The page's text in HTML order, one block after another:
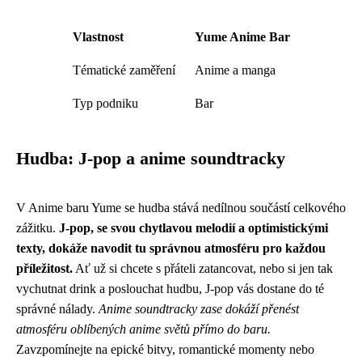
Vlastnost Yume Anime Bar
Tématické zaměření Anime a manga
Typ podniku Bar
Hudba: J-pop a anime soundtracky
V Anime baru Yume se hudba stává nedílnou součástí celkového
zážitku. J-pop, se svou chytlavou melodií a optimistickými
texty, dokáže navodit tu správnou atmosféru pro každou
příležitost. Ať už si chcete s přáteli zatancovat, nebo si jen tak
vychutnat drink a poslouchat hudbu, J-pop vás dostane do té
správné nálady. Anime soundtracky zase dokáží přenést
atmosféru oblíbených anime světů přímo do baru.
Zavzpomínejte na epické bitvy, romantické momenty nebo